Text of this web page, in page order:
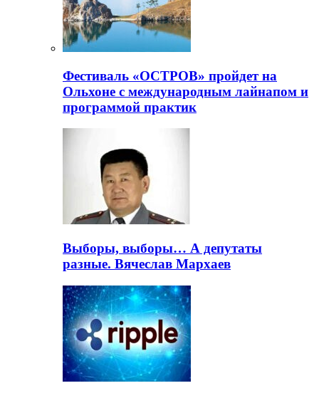
Фестиваль «ОСТРОВ» пройдет на
Ольхоне с международным лайнапом и
программой практик
Выборы, выборы… А депутаты
разные. Вячеслав Мархаев